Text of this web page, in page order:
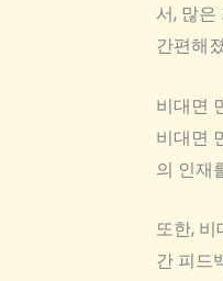
서, 많
간편해
비대면
비대면
의 인재
또한,
간 피드